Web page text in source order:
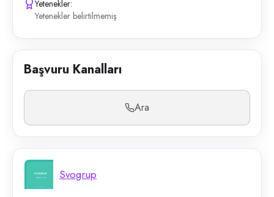
Yetenekler:
Yetenekler belirtilmemiş
Başvuru Kanalları
Ara
Svogrup